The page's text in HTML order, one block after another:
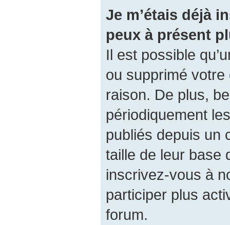
Je m’étais déjà
peux à présent
Il est possible
ou supprimé
raison. De plus,
périodiquement
publiés depuis un
taille de leur base
inscrivez-vous à
participer plus
forum.